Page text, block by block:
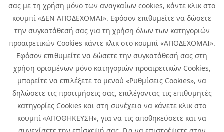
σας με τη χρήση μόνο των αναγκαίων cookies, κάντε κλικ στο
κουμπί «ΔΕΝ ΑΠΟΔΕΧΟΜΑΙ». Εφόσον επιθυμείτε να δώσετε
την συγκατάθεσή σας για τη χρήση όλων των κατηγοριών
προαιρετικών Cookies κάντε κλικ στο κουμπί «ΑΠΟΔΕΧΟΜΑΙ».
Εφόσον επιθυμείτε να δώσετε την συγκατάθεσή σας στη
χρήση ορισμένων μόνο κατηγοριών προαιρετικών Cookies,
μπορείτε να επιλέξετε το μενού «Ρυθμίσεις Cookies», να
δηλώσετε τις προτιμήσεις σας, επιλέγοντας τις επιθυμητές
κατηγορίες Cookies και στη συνέχεια να κάνετε κλικ στο
κουμπί «ΑΠΟΘΗΚΕΥΣΗ», για να τις αποθηκεύσετε και να